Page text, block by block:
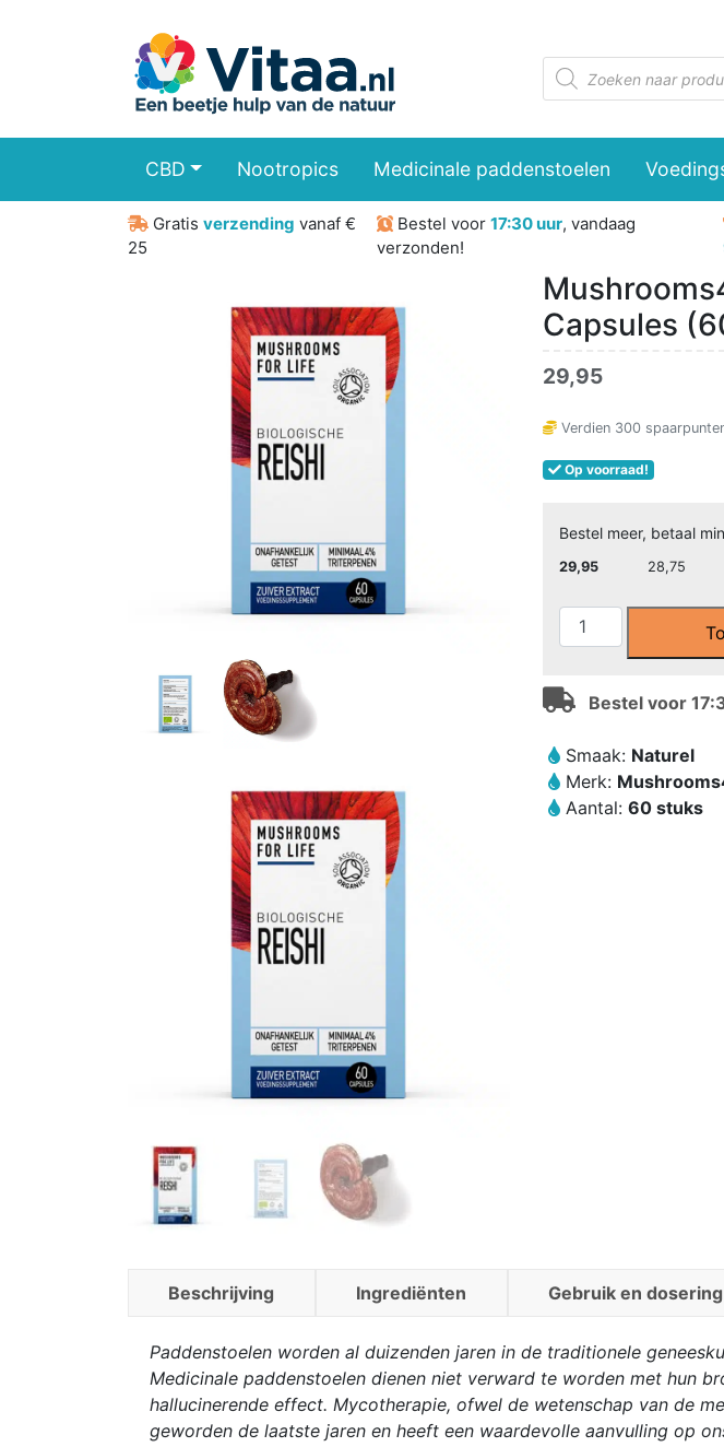
Producten
zoeken
CBD Nootropics Medicinale paddenstoelen
Gratis verzending vanaf €
25
Bestel voor17:30 uur, vandaag
verzonden!
Capsules
29,95
Verdien 300
Op voorraad!
Bestel meer, betaal
29,95 28,75
Mushrooms4Life
-
paddenstoel
Capsules
(60
stuks)
Bestel voor
Smaak: Naturel
Merk:
Aantal: 60 stuks
Beschrijving Ingrediënten Gebruik en dosering
Paddenstoelen worden al duizenden jaren in de traditionele
Medicinale paddenstoelen dienen niet verward te worden met hun
hallucinerende effect. Mycotherapie, ofwel de wetenschap van de
geworden de laatste jaren en heeft een waardevolle aanvulling op